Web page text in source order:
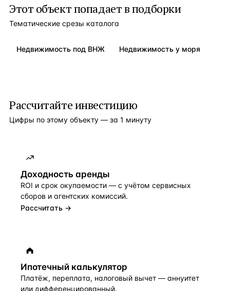
Этот объект попадает в подборки
Тематические срезы каталога
Недвижимость под ВНЖ Недвижимость у моря
Рассчитайте инвестицию
Цифры по этому объекту — за 1 минуту
Доходность аренды
ROI и срок окупаемости — с учётом сервисных
сборов и агентских комиссий.
Рассчитать →
Ипотечный калькулятор
Платёж, переплата, налоговый вычет — аннуитет
или дифференцированный.